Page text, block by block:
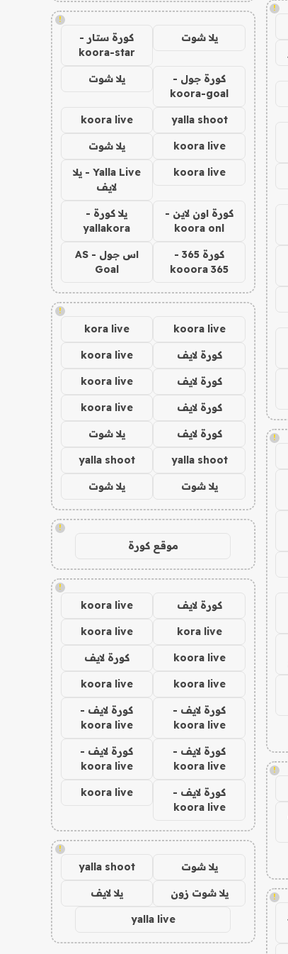
!
!
!
!
!
يلا شوت
كورة ستار -
koora-star
كورة جول -
koora-goal
يلا شوت
yalla shoot
koora live
koora live يلا شوت
koora live
Yalla Live - يلا
لايف
كورة اون لاين -
koora onl
يلا كورة -
yallakora
كورة 365 -
kooora 365
اس جول - AS
Goal
!
koora live
kora live
كورة لايف koora live
كورة لايف koora live
كورة لايف koora live
كورة لايف يلا شوت
yalla shoot
yalla shoot
يلا شوت يلا شوت
!
موقع كورة
!
كورة لايف koora live
kora live
koora live
koora live كورة لايف
koora live
koora live
كورة لايف -
koora live
كورة لايف -
koora live
كورة لايف -
koora live
كورة لايف -
koora live
كورة لايف -
koora live
koora live
!
يلا شوت yalla shoot
يلا شوت زون يلا لايف
yalla live